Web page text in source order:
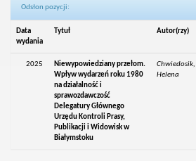
Odsłon pozycji:
Data
wydania
Tytuł Autor(rzy)
2025
Niewypowiedziany przełom.
Wpływ wydarzeń roku 1980
na działalność i
sprawozdawczość
Delegatury Głównego
Urzędu Kontroli Prasy,
Publikacji i Widowisk w
Białymstoku
Chwiedosik,
Helena